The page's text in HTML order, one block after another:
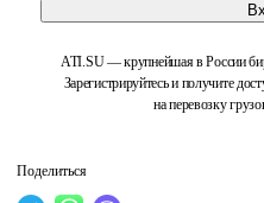
ATI.SU — крупнейшая в России
Зарегистрируйтесь и получите
на перевозку
Поделиться